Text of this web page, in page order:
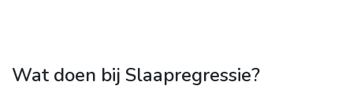
Wat doen bij Slaapregressie?